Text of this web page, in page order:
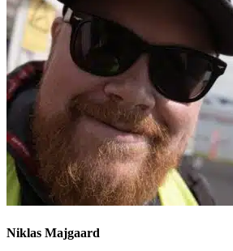
Niklas Majgaard